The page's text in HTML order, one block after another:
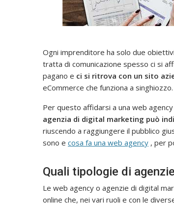
Ogni imprenditore ha solo due
tratta di comunicazione spesso ci si
pagano e ci si ritrova con un sito
eCommerce che funziona a singhiozzo.
Per questo affidarsi a una web
agenzia di digital marketing può
riuscendo a raggiungere il pubblico
sono e cosa fa una web agency , per
Quali tipologie di
Le web agency o agenzie di digital
online che, nei vari ruoli e con le